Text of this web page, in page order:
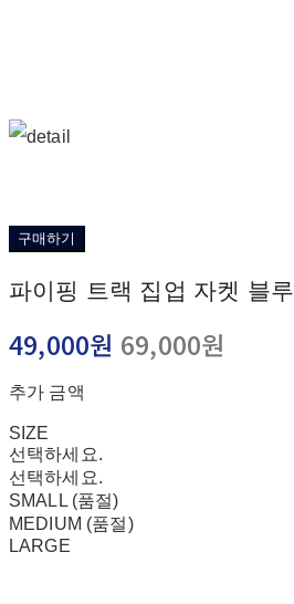
구매하기
파이핑 트랙 집업 자켓 블루
49,000원 69,000원
추가 금액
SIZE
선택하세요.
선택하세요.
SMALL (품절)
MEDIUM (품절)
LARGE